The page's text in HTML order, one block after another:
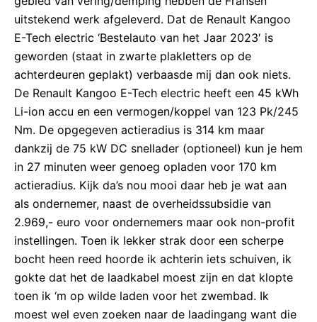
uitstekend werk afgeleverd. Dat de Renault Kangoo
E-Tech electric ‘Bestelauto van het Jaar 2023′ is
geworden (staat in zwarte plakletters op de
achterdeuren geplakt) verbaasde mij dan ook niets.
De Renault Kangoo E-Tech electric heeft een 45 kWh
Li-ion accu en een vermogen/koppel van 123 Pk/245
Nm. De opgegeven actieradius is 314 km maar
dankzij de 75 kW DC snellader (optioneel) kun je hem
in 27 minuten weer genoeg opladen voor 170 km
actieradius. Kijk da’s nou mooi daar heb je wat aan
als ondernemer, naast de overheidssubsidie van
2.969,- euro voor ondernemers maar ook non-profit
instellingen. Toen ik lekker strak door een scherpe
bocht heen reed hoorde ik achterin iets schuiven, ik
gokte dat het de laadkabel moest zijn en dat klopte
toen ik ‘m op wilde laden voor het zwembad. Ik
moest wel even zoeken naar de laadingang want die